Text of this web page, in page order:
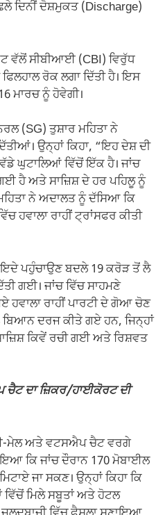
ਦਿਨੀਂ ਦੋਸ਼ਮੁਕਤ (Discharge)
ਵੱਲੋਂ ਸੀਬੀਆਈ (CBI) ਵਿਰੁੱਧ
ਰੋਕ ਲਗਾ ਦਿੱਤੀ ਹੈ। ਇਸ
ਮਾਰਚ ਨੂੰ ਹੋਵੇਗੀ।
(SG) ਤੁਸ਼ਾਰ ਮਹਿਤਾ ਨੇ
ਉਨ੍ਹਾਂ ਕਿਹਾ, “ਇਹ ਦੇਸ਼ ਦੀ
ਘੁਟਾਲਿਆਂ ਵਿੱਚੋਂ ਇੱਕ ਹੈ। ਜਾਂਚ
ਹੈ ਅਤੇ ਸਾਜ਼ਿਸ਼ ਦੇ ਹਰ ਪਹਿਲੂ ਨੂੰ
ਨੇ ਅਦਾਲਤ ਨੂੰ ਦੱਸਿਆ ਕਿ
ਹਵਾਲਾ ਰਾਹੀਂ ਟ੍ਰਾਂਸਫਰ ਕੀਤੀ
ਪਹੁੰਚਾਉਣ ਬਦਲੇ 19 ਕਰੋੜ ਤੋਂ ਲੈ
ਗਈ। ਜਾਂਚ ਵਿੱਚ ਸਾਹਮਣੇ
ਰਾਹੀਂ ਪਾਰਟੀ ਦੇ ਗੋਆ ਚੋਣ
ਦਰਜ ਕੀਤੇ ਗਏ ਹਨ, ਜਿਨ੍ਹਾਂ
ਕਿਵੇਂ ਰਚੀ ਗਈ ਅਤੇ ਰਿਸ਼ਵਤ
ਦਾ ਜ਼ਿਕਰ/ਹਾਈਕੋਰਟ ਦੀ
ਮੇਲ ਅਤੇ ਵਟਸਐਪ ਚੈਟ ਵਰਗੇ
ਕਿ ਜਾਂਚ ਦੌਰਾਨ 170 ਮੋਬਾਈਲ
ਜਾ ਸਕਣ। ਉਨ੍ਹਾਂ ਕਿਹਾ ਕਿ
ਮਿਲੇ ਸਬੂਤਾਂ ਅਤੇ ਹੋਟਲ